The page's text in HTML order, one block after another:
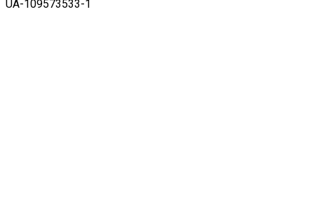
UA-109573533-1